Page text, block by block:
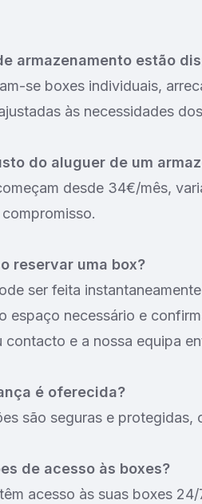
armazenamento estão
se boxes individuais,
às necessidades
do aluguer de um
desde 34€/mês,
reservar uma box?
ser feita
espaço necessário e
contacto e a nossa equipa
é oferecida?
são seguras e
de acesso às boxes?
acesso às suas boxes